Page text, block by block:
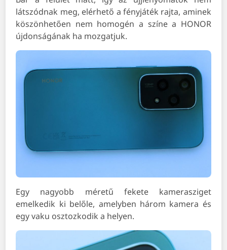
látszódnak meg, elérhető a fényjáték rajta, aminek
köszönhetően nem homogén a színe a HONOR
újdonságának ha mozgatjuk.
Egy nagyobb méretű fekete kamerasziget
emelkedik ki belőle, amelyben három kamera és
egy vaku osztozkodik a helyen.